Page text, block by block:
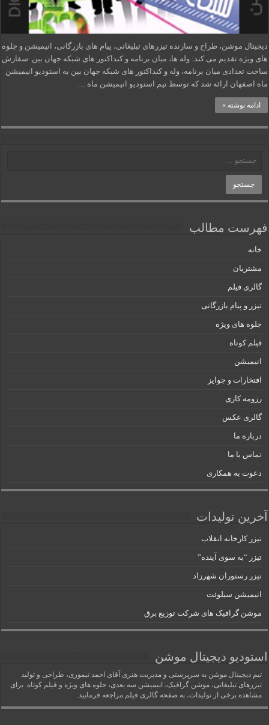
دیجیتال موشن، طراح و سازنده تیزرهای تبلیغاتی، پیام های بازرگانی، انیمیشن و جلوه
های ویژه تقدیم می کند: وله ها، میان برنامه و کنداکتور های شبکه جهان بین. سفارش
ساخت تعدادی میان برنامه، وله و کنداکتور های شبکه جهان بین به استودیو انیمیشن
ماه اصفهان ارائه شد که توسط تیم استودیو انیمیشن ماه …
ادامه نوشته »
فهرست مطالب
خانه
مشتریان
گالری فیلم
تیزر و پیام بازرگانی
جلوه های ویژه
فیلم کوتاه
انیمیشن
افتخارات و جوایز
رزومه کاری
گالری عکس
درباره ما
تماس با ما
دعوت به همکاری
آخرین تولیدات
تیزر کارخانه انقلاب
تیزر “به سوی آینده”
تیزر رستوران شهرزاد
انیمیشن سیلوئت
موشن گرافیک های شرکت توزیع برق
استودیو دیجیتال موشن
تیم دیجیتال موشن به سرپرستی و مدیریت هنری آقای احمد تیموری، طراحی و تولید
تیزرهای تبلیغاتی، موشن گرافیک، انیمیشن سه بعدی، جلوه های ویژه و فیلم کوتاه. برای
مشاهده برخی از تولیدات، به صفحه گالری فیلم مراجعه فرمایید.